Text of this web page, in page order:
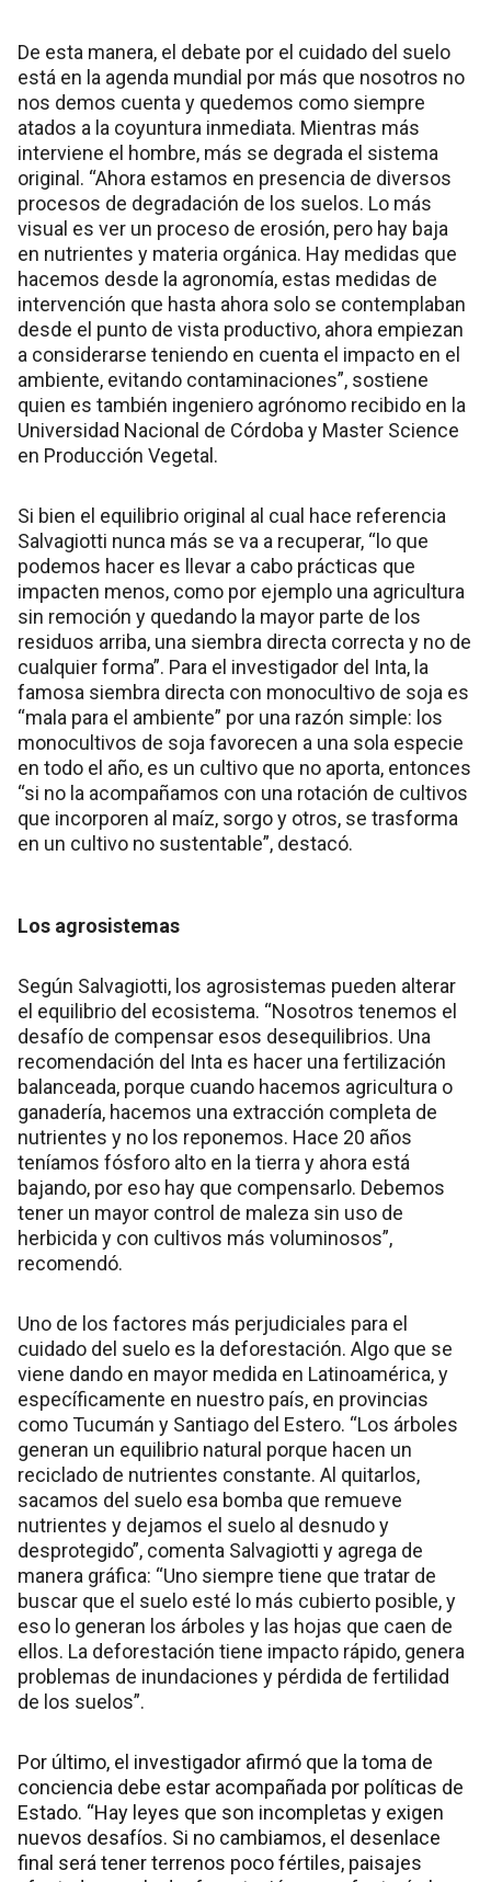
De esta manera, el debate por el cuidado del suelo
está en la agenda mundial por más que nosotros no
nos demos cuenta y quedemos como siempre
atados a la coyuntura inmediata. Mientras más
interviene el hombre, más se degrada el sistema
original. “Ahora estamos en presencia de diversos
procesos de degradación de los suelos. Lo más
visual es ver un proceso de erosión, pero hay baja
en nutrientes y materia orgánica. Hay medidas que
hacemos desde la agronomía, estas medidas de
intervención que hasta ahora solo se contemplaban
desde el punto de vista productivo, ahora empiezan
a considerarse teniendo en cuenta el impacto en el
ambiente, evitando contaminaciones”, sostiene
quien es también ingeniero agrónomo recibido en la
Universidad Nacional de Córdoba y Master Science
en Producción Vegetal.
Si bien el equilibrio original al cual hace referencia
Salvagiotti nunca más se va a recuperar, “lo que
podemos hacer es llevar a cabo prácticas que
impacten menos, como por ejemplo una agricultura
sin remoción y quedando la mayor parte de los
residuos arriba, una siembra directa correcta y no de
cualquier forma”. Para el investigador del Inta, la
famosa siembra directa con monocultivo de soja es
“mala para el ambiente” por una razón simple: los
monocultivos de soja favorecen a una sola especie
en todo el año, es un cultivo que no aporta, entonces
“si no la acompañamos con una rotación de cultivos
que incorporen al maíz, sorgo y otros, se trasforma
en un cultivo no sustentable”, destacó.
Los agrosistemas
Según Salvagiotti, los agrosistemas pueden alterar
el equilibrio del ecosistema. “Nosotros tenemos el
desafío de compensar esos desequilibrios. Una
recomendación del Inta es hacer una fertilización
balanceada, porque cuando hacemos agricultura o
ganadería, hacemos una extracción completa de
nutrientes y no los reponemos. Hace 20 años
teníamos fósforo alto en la tierra y ahora está
bajando, por eso hay que compensarlo. Debemos
tener un mayor control de maleza sin uso de
herbicida y con cultivos más voluminosos”,
recomendó.
Uno de los factores más perjudiciales para el
cuidado del suelo es la deforestación. Algo que se
viene dando en mayor medida en Latinoamérica, y
específicamente en nuestro país, en provincias
como Tucumán y Santiago del Estero. “Los árboles
generan un equilibrio natural porque hacen un
reciclado de nutrientes constante. Al quitarlos,
sacamos del suelo esa bomba que remueve
nutrientes y dejamos el suelo al desnudo y
desprotegido”, comenta Salvagiotti y agrega de
manera gráfica: “Uno siempre tiene que tratar de
buscar que el suelo esté lo más cubierto posible, y
eso lo generan los árboles y las hojas que caen de
ellos. La deforestación tiene impacto rápido, genera
problemas de inundaciones y pérdida de fertilidad
de los suelos”.
Por último, el investigador afirmó que la toma de
conciencia debe estar acompañada por políticas de
Estado. “Hay leyes que son incompletas y exigen
nuevos desafíos. Si no cambiamos, el desenlace
final será tener terrenos poco fértiles, paisajes